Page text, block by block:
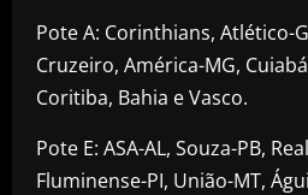
Pote A: Corinthians, Atlético-
Cruzeiro, América-MG,
Coritiba, Bahia e Vasco.
Pote E: ASA-AL, Souza-PB,
Fluminense-PI, União-MT,